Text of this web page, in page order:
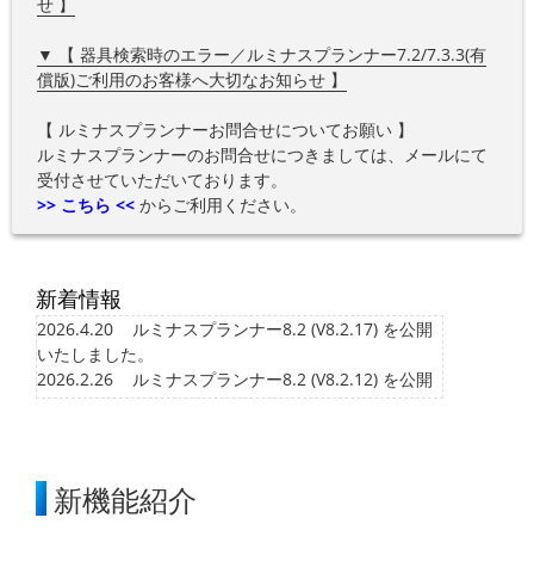
▼ 【 器具検索時のエラー／ルミナスプランナー7.2/7.3.3(有
償版)ご利用のお客様へ大切なお知らせ 】
【 ルミナスプランナーお問合せについてお願い 】
ルミナスプランナーのお問合せにつきましては、メールにて
受付させていただいております。
>> こちら << からご利用ください。
新着情報
2026.4.20
ルミナスプランナー8.2 (V8.2.17) を公開
いたしました。
2026.2.26
ルミナスプランナー8.2 (V8.2.12) を公開
いたしました。
2025.7.29
たしました。
新機能紹介